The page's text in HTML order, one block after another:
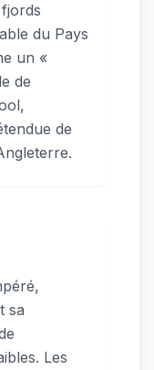
du Pays
un «
de
de
sa
Les